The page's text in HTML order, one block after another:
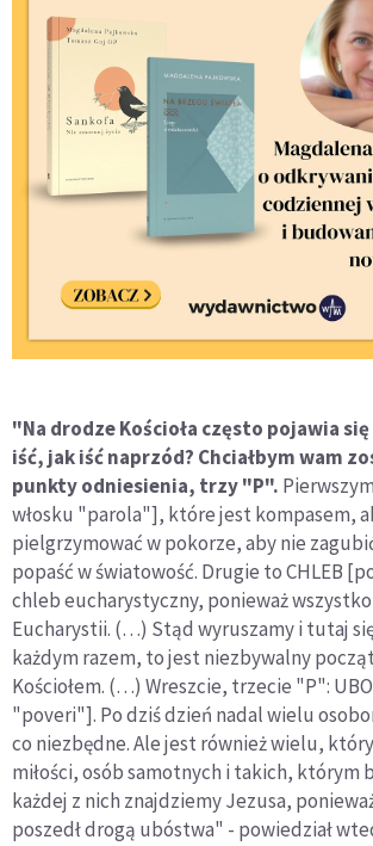
"Na drodze Kościoła często pojawia
iść, jak iść naprzód? Chciałbym wam
punkty odniesienia, trzy "P".
włosku "parola"], które jest kompasem,
pielgrzymować w pokorze, aby nie
popaść w światowość. Drugie to CHLEB
chleb eucharystyczny, ponieważ wszystko
Eucharystii. (…) Stąd wyruszamy i tutaj
każdym razem, to jest niezbywalny
Kościołem. (…) Wreszcie, trzecie "P":
"poveri"]. Po dziś dzień nadal wielu
co niezbędne. Ale jest również wielu,
miłości, osób samotnych i takich, którym
każdej z nich znajdziemy Jezusa,
poszedł drogą ubóstwa" - powiedział